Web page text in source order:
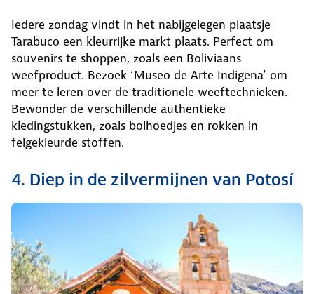
Iedere zondag vindt in het nabijgelegen plaatsje
Tarabuco een kleurrijke markt plaats. Perfect om
souvenirs te shoppen, zoals een Boliviaans
weefproduct. Bezoek ‘Museo de Arte Indigena’ om
meer te leren over de traditionele weeftechnieken.
Bewonder de verschillende authentieke
kledingstukken, zoals bolhoedjes en rokken in
felgekleurde stoffen.
4. Diep in de zilvermijnen van Potosí